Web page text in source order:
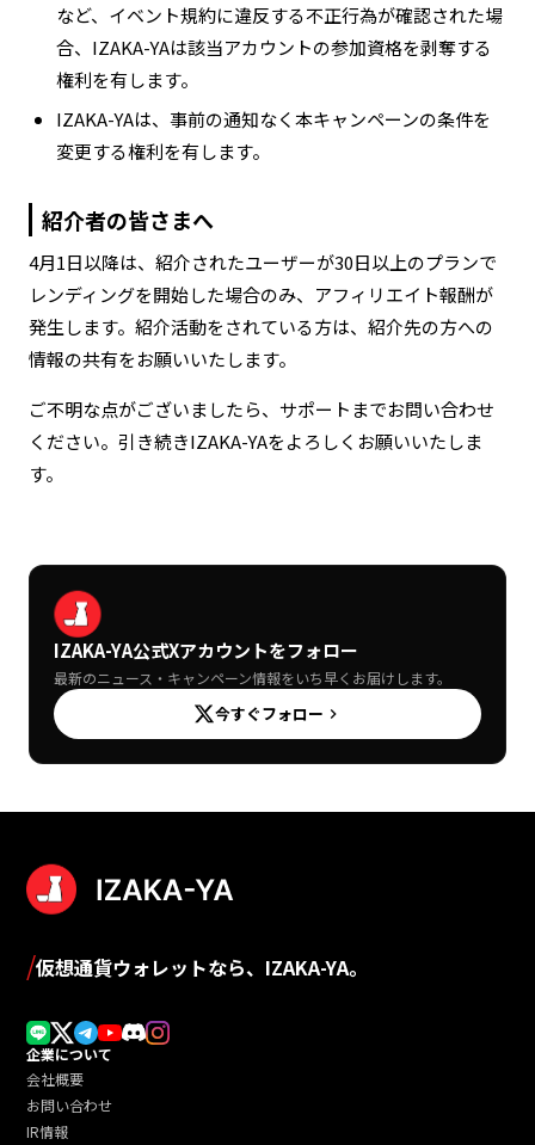
など、イベント規約に違反する不正行為が確認された場
合、IZAKA-YAは該当アカウントの参加資格を剥奪する
権利を有します。
IZAKA-YAは、事前の通知なく本キャンペーンの条件を
変更する権利を有します。
紹介者の皆さまへ
4月1日以降は、紹介されたユーザーが30日以上のプランで
レンディングを開始した場合のみ、アフィリエイト報酬が
発生します。紹介活動をされている方は、紹介先の方への
情報の共有をお願いいたします。
ご不明な点がございましたら、サポートまでお問い合わせ
ください。引き続きIZAKA-YAをよろしくお願いいたしま
す。
IZAKA-YA公式Xアカウントをフォロー
最新のニュース・キャンペーン情報をいち早くお届けします。
今すぐフォロー keyboard_arrow_right
/仮想通貨ウォレットなら、IZAKA-YA。
企業について
会社概要
お問い合わせ
IR情報